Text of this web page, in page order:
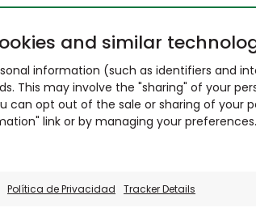
and similar
information (such as identifiers and
This may involve the "sharing" of your
can opt out of the sale or sharing of your
link or by managing your
Política de Privacidad Tracker Details